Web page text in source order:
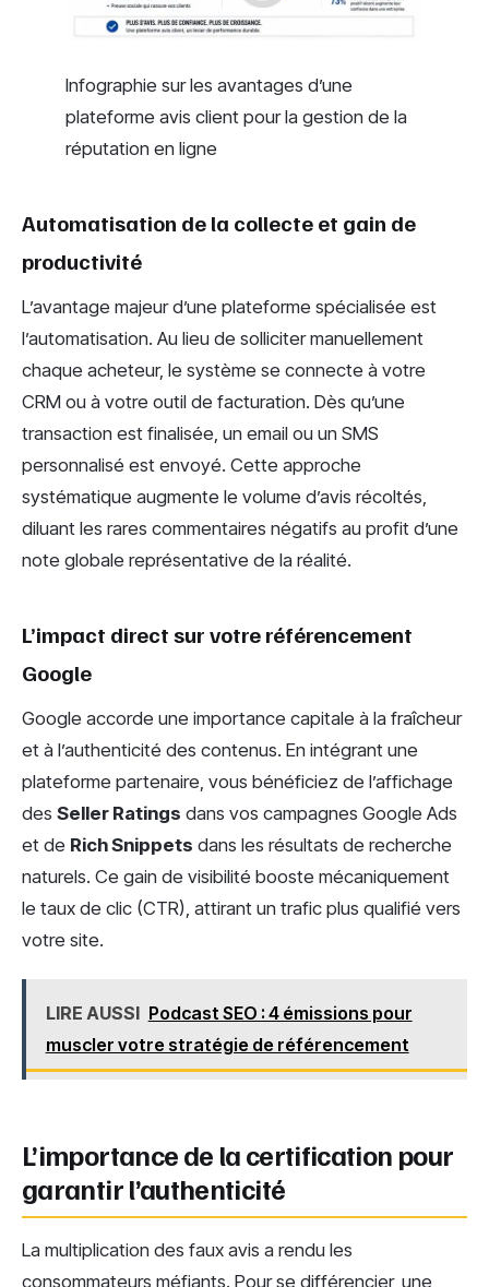
Infographie sur les avantages d’une
plateforme avis client pour la gestion de la
réputation en ligne
Automatisation de la collecte et gain de
productivité
L’avantage majeur d’une plateforme spécialisée est
l’automatisation. Au lieu de solliciter manuellement
chaque acheteur, le système se connecte à votre
CRM ou à votre outil de facturation. Dès qu’une
transaction est finalisée, un email ou un SMS
personnalisé est envoyé. Cette approche
systématique augmente le volume d’avis récoltés,
diluant les rares commentaires négatifs au profit d’une
note globale représentative de la réalité.
L’impact direct sur votre référencement
Google
Google accorde une importance capitale à la fraîcheur
et à l’authenticité des contenus. En intégrant une
plateforme partenaire, vous bénéficiez de l’affichage
des Seller Ratings dans vos campagnes Google Ads
et de Rich Snippets dans les résultats de recherche
naturels. Ce gain de visibilité booste mécaniquement
le taux de clic (CTR), attirant un trafic plus qualifié vers
votre site.
LIRE AUSSI Podcast SEO : 4 émissions pour
muscler votre stratégie de référencement
L’importance de la certification pour
garantir l’authenticité
La multiplication des faux avis a rendu les
consommateurs méfiants. Pour se différencier, une